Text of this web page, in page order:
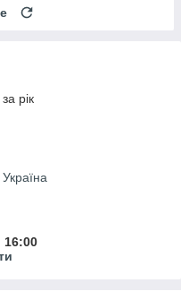
рік
16:00